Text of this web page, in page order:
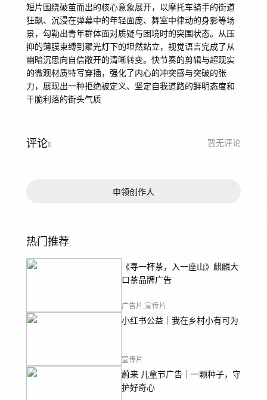
短片围绕破茧而出的核心意象展开，以摩托车骑手的街道
狂飙、沉浸在弹幕中的年轻面庞、舞室中律动的身影等场
景，勾勒出青年群体面对质疑与困境时的突围状态。从压
抑的薄膜束缚到聚光灯下的坦然站立，视觉语言完成了从
幽暗沉思向自信敞开的清晰转变。快节奏的剪辑与超现实
的微观材质特写穿插，强化了内心的冲突感与突破的张
力，展现出一种拒绝被定义、坚定自我道路的鲜明态度和
干脆利落的街头气质
评论0 暂无评论
申领创作人
热门推荐
《寻一杯茶，入一座山》麒麟大
口茶品牌广告
广告片,宣传片
小红书公益｜我在乡村小有可为
宣传片
蔚来 儿童节广告｜一颗种子，守
护好奇心